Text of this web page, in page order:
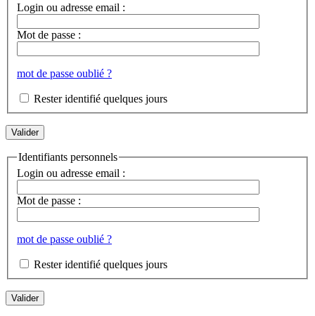
Login ou adresse email :
Mot de passe :
mot de passe oublié ?
Rester identifié quelques jours
Identifiants personnels
Login ou adresse email :
Mot de passe :
mot de passe oublié ?
Rester identifié quelques jours